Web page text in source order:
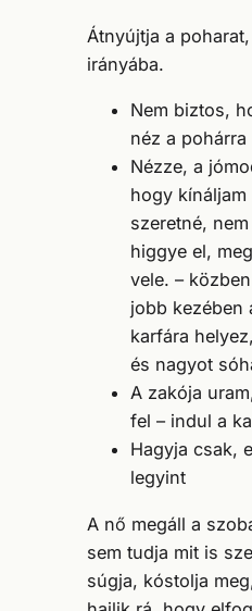
Átnyújtja a
irányába.
Nem biztos,
néz a pohárra
Nézze, a
hogy kínáljam
szeretné,
higgye el,
vele. –
jobb kezében
karfára
és nagyot
A zakója
fel – indul a
Hagyja csak,
legyint
A nő megáll a
sem tudja mit is
súgja, kóstolja